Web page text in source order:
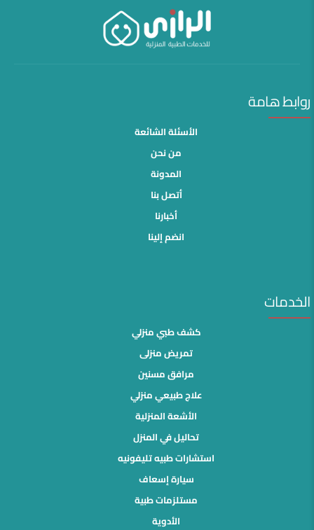
روابط هامة
الأسئلة الشائعة
من نحن
المدونة
أتصل بنا
أخبارنا
انضم إلينا
الخدمات
كشف طبي منزلي
تمريض منزلى
مرافق مسنين
علاج طبيعي منزلي
الأشعة المنزلية
تحاليل في المنزل
استشارات طبيه تليفونيه
سيارة إسعاف
مستلزمات طبية
الأدوية